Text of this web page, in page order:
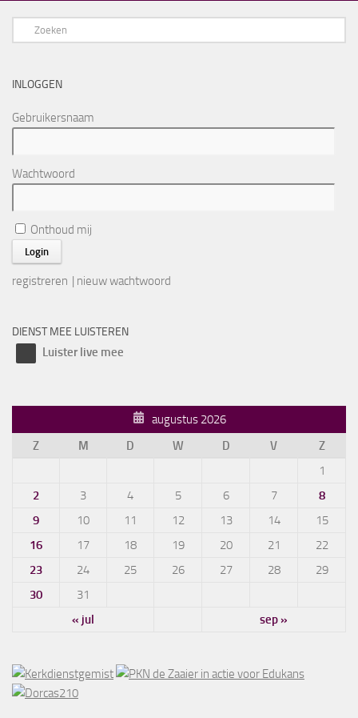
INLOGGEN
Gebruikersnaam
Wachtwoord
Onthoud mij
registreren | nieuw wachtwoord
DIENST MEE LUISTEREN
Luister live mee
augustus 2026
Z
M D W D V
Z
1
2
3 4 5 6 7
8
9
10 11 12 13 14
15
16
17 18 19 20 21
22
23
24 25 26 27 28
29
30
31
« jul
sep »